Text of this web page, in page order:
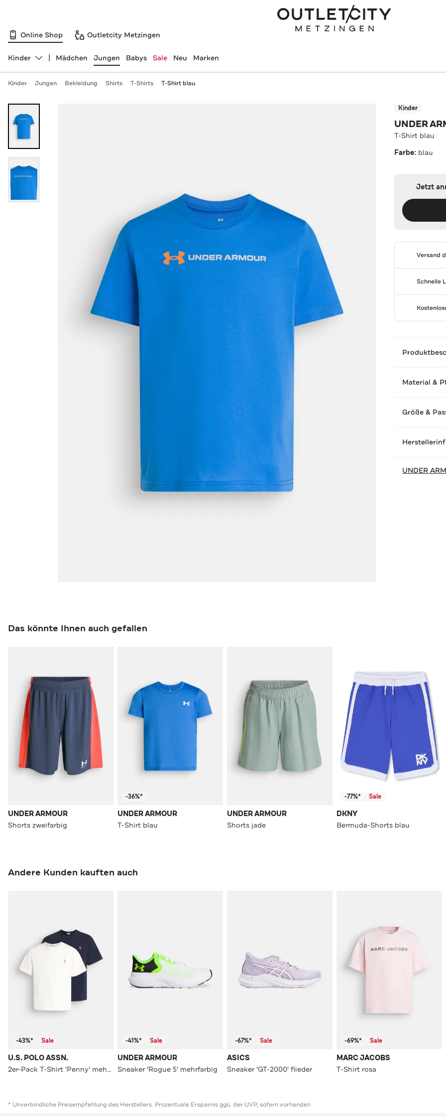
Online Shop Outletcity Metzingen
Abteilung ändern, ausgewählt:
Kinder Mädchen Jungen Babys Sale Neu Marken
Kinder Jungen Bekleidung Shirts T-Shirts T-Shirt blau
Kinder
UNDER
T-Shirt blau
Farbe: blau
Jetzt
Versand
Schnelle
Material &
Größe &
UNDER
Das könnte Ihnen auch gefallen
UNDER ARMOUR
Shorts zweifarbig
-36%*
UNDER ARMOUR
T-Shirt blau
UNDER ARMOUR
Shorts jade
-77%* Sale
DKNY
Bermuda-Shorts blau
Andere Kunden kauften auch
-43%* Sale
U.S. POLO ASSN.
2er-Pack T-Shirt 'Penny' mehrfarbig
-41%* Sale
UNDER ARMOUR
Sneaker 'Rogue 5' mehrfarbig
-67%* Sale
ASICS
Sneaker 'GT-2000' flieder
-69%* Sale
MARC JACOBS
T-Shirt rosa
* Unverbindliche Preisempfehlung des Herstellers. Prozentuale Ersparnis ggü. der UVP, sofern vorhanden